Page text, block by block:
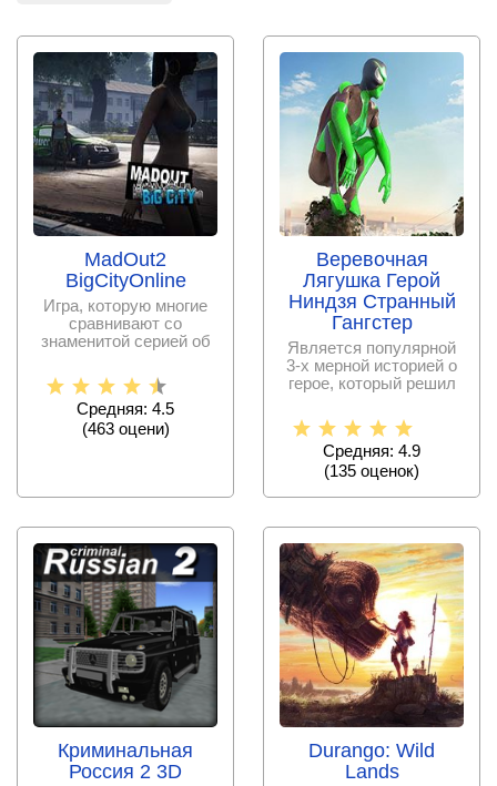
MadOut2
BigCityOnline
Игра, которую многие
сравнивают со
знаменитой серией об
угонщике.
Средняя: 4.5
(463оцени)
Веревочная
Лягушка Герой
Ниндзя Странный
Гангстер
Является популярной
3-х мерной историей о
герое, который решил
Средняя: 4.9
(135 оценок)
Криминальная
Россия 2 3D
Durango: Wild
Lands